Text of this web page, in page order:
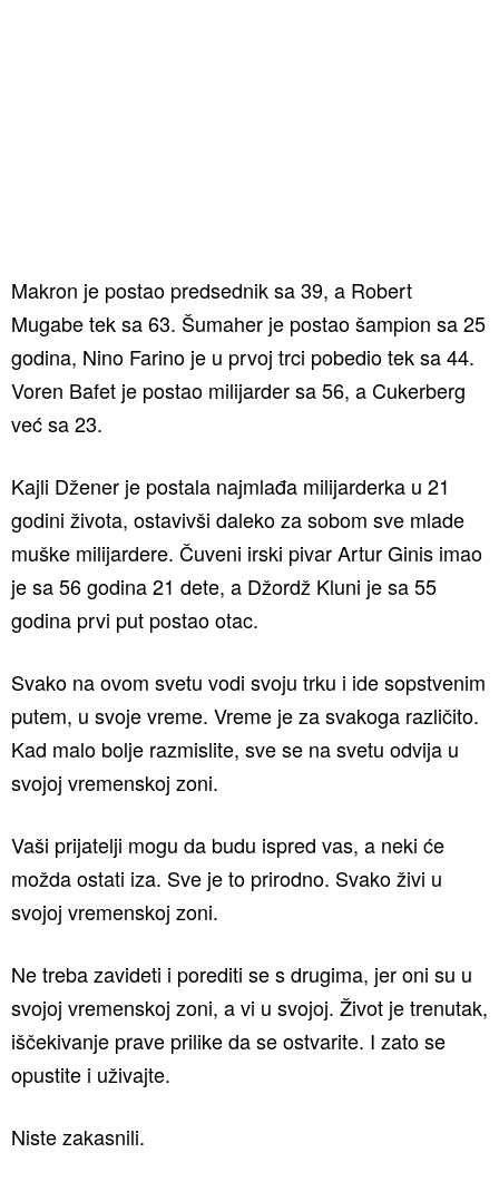
Makron je postao predsednik sa 39, a Robert
Mugabe tek sa 63. Šumaher je postao šampion sa 25
godina, Nino Farino je u prvoj trci pobedio tek sa 44.
Voren Bafet je postao milijarder sa 56, a Cukerberg
već sa 23.
Kajli Džener je postala najmlađa milijarderka u 21
godini života, ostavivši daleko za sobom sve mlade
muške milijardere. Čuveni irski pivar Artur Ginis imao
je sa 56 godina 21 dete, a Džordž Kluni je sa 55
godina prvi put postao otac.
Svako na ovom svetu vodi svoju trku i ide sopstvenim
putem, u svoje vreme. Vreme je za svakoga različito.
Kad malo bolje razmislite, sve se na svetu odvija u
svojoj vremenskoj zoni.
Vaši prijatelji mogu da budu ispred vas, a neki će
možda ostati iza. Sve je to prirodno. Svako živi u
svojoj vremenskoj zoni.
Ne treba zavideti i porediti se s drugima, jer oni su u
svojoj vremenskoj zoni, a vi u svojoj. Život je trenutak,
iščekivanje prave prilike da se ostvarite. I zato se
opustite i uživajte.
Niste zakasnili.